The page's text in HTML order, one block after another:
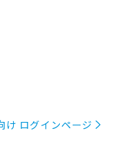
け ログインページ